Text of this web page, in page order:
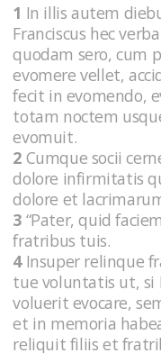
1 In illis autem
Franciscus hec
quodam sero, cum
evomere vellet,
fecit in evomendo,
totam noctem
evomuit.
2 Cumque socii
dolore infirmitatis
dolore et
3 “Pater, quid
fratribus tuis.
4Insuper relinque
tue voluntatis ut, si
voluerit evocare,
et in memoria
reliquit filiis et